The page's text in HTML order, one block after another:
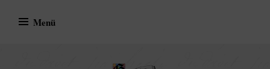
Inhalt
Menü